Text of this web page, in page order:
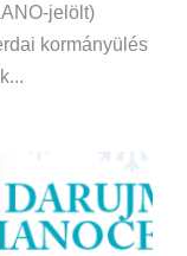
jelölt)
kormányülés